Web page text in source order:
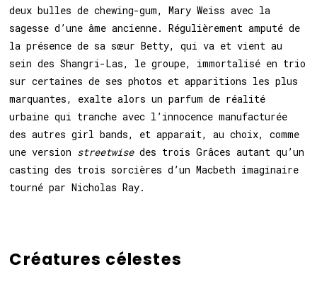
deux bulles de chewing-gum, Mary Weiss avec la
sagesse d’une âme ancienne. Régulièrement amputé de
la présence de sa sœur Betty, qui va et vient au
sein des Shangri-Las, le groupe, immortalisé en trio
sur certaines de ses photos et apparitions les plus
marquantes, exalte alors un parfum de réalité
urbaine qui tranche avec l’innocence manufacturée
des autres girl bands, et apparait, au choix, comme
une version streetwisedes trois Grâces autant qu’un
casting des trois sorcières d’un Macbeth imaginaire
tourné par Nicholas Ray.
Créatures célestes